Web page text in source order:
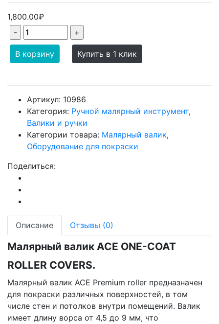
1,800.00₽
В корзину Купить в 1 клик
Артикул: 10986
Категория: Ручной малярный инструмент,
Валики и ручки
Категории товара: Малярный валик,
Оборудование для покраски
Поделиться:
Описание Отзывы (0)
Малярный валик ACE ONE-COAT
ROLLER COVERS.
Малярный валик ACE Premium roller предназначен
для покраски различных поверхностей, в том
числе стен и потолков внутри помещений. Валик
имеет длину ворса от 4,5 до 9 мм, что